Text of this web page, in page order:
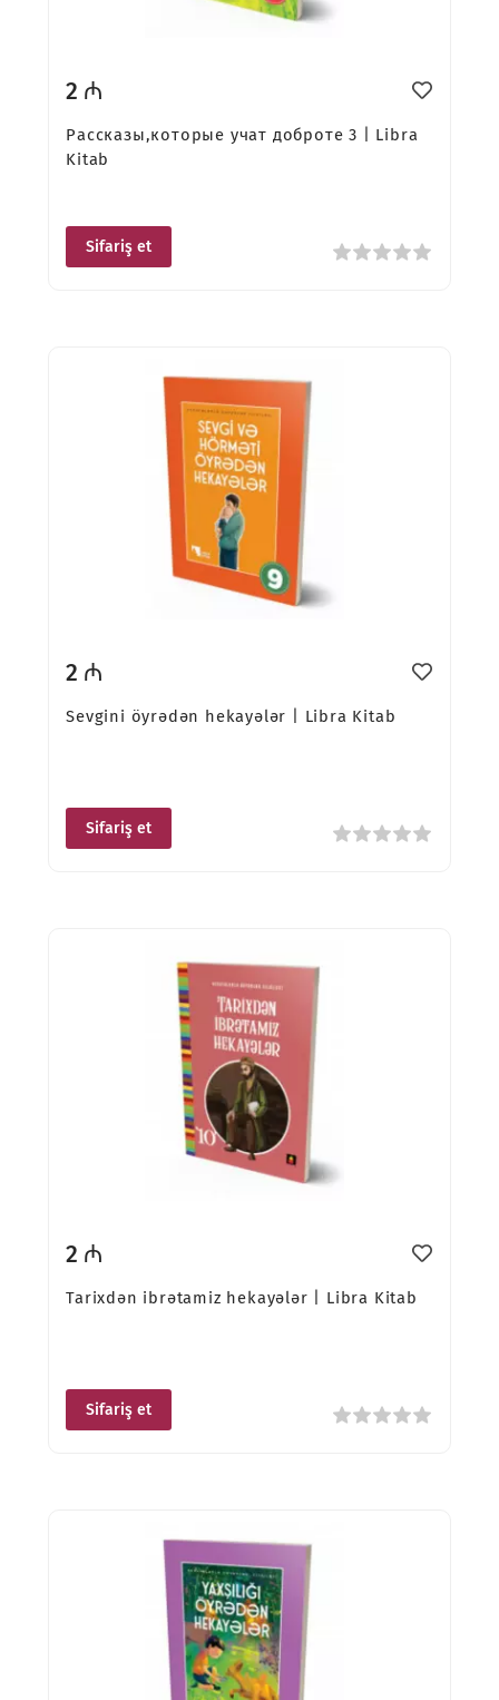
2 ₼
Рассказы,которые учат доброте 3 | Libra
Kitab
Sifariş et
2 ₼
Sevgini öyrədən hekayələr | Libra Kitab
Sifariş et
2 ₼
Tarixdən ibrətamiz hekayələr | Libra Kitab
Sifariş et